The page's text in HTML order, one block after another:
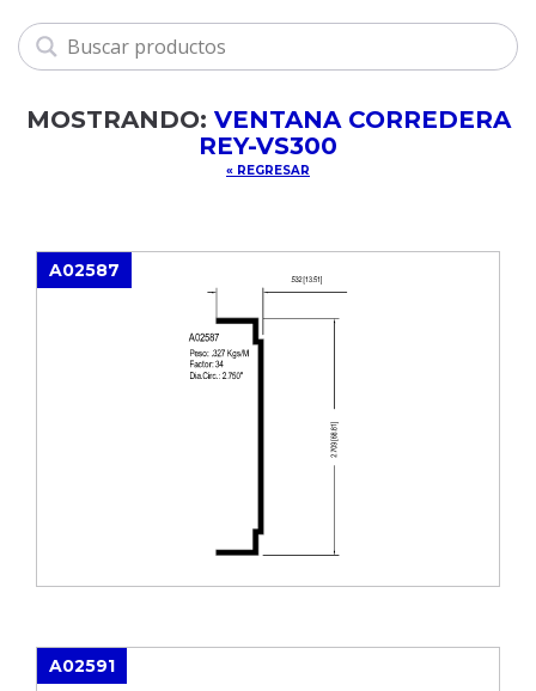
MOSTRANDO: VENTANA CORREDERA
REY-VS300
« REGRESAR
A02587
A02591